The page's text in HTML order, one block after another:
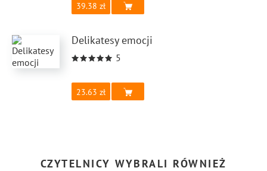
39.38
Delikatesy emocji
5
23.63
CZYTELNICY WYBRALI RÓWNIEŻ